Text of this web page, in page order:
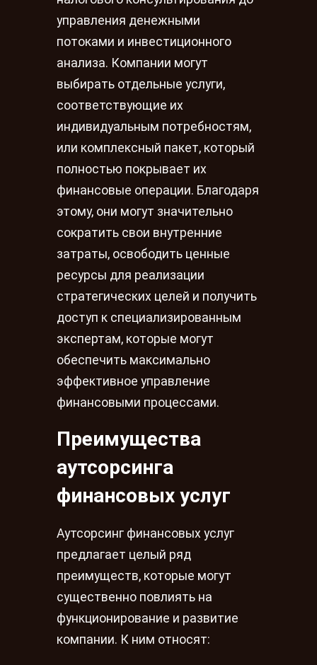
управления денежными
потоками и инвестиционного
анализа. Компании могут
выбирать отдельные услуги,
соответствующие их
индивидуальным потребностям,
или комплексный пакет, который
полностью покрывает их
финансовые операции. Благодаря
этому, они могут значительно
сократить свои внутренние
затраты, освободить ценные
ресурсы для реализации
стратегических целей и получить
доступ к специализированным
экспертам, которые могут
обеспечить максимально
эффективное управление
финансовыми процессами.
Преимущества
аутсорсинга
финансовых услуг
Аутсорсинг финансовых услуг
предлагает целый ряд
преимуществ, которые могут
существенно повлиять на
функционирование и развитие
компании. К ним относят: